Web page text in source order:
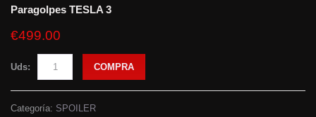
Paragolpes TESLA 3
€499.00
Uds: COMPRA
Categoría: SPOILER